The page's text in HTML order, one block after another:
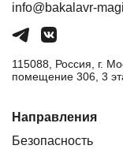
info@bakalavr-
115088, Россия, г.
помещение 306, 3
Направления
Безопасность